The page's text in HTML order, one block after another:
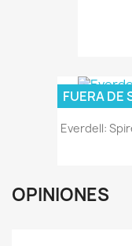
Everdell:
FUERA DE
OPINIONES